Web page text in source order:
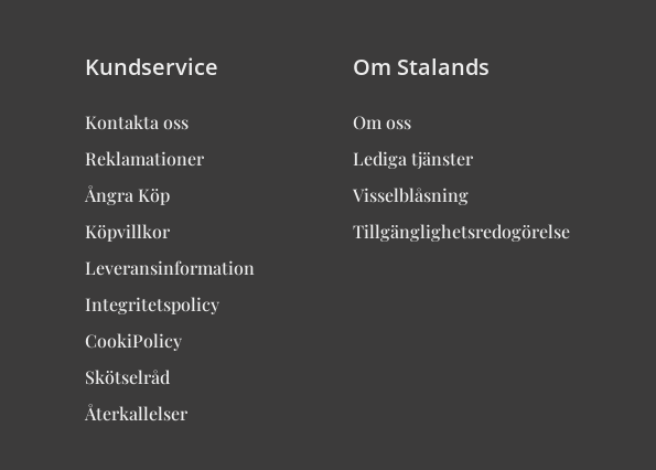
Kundservice
Kontakta oss
Reklamationer
Ångra Köp
Köpvillkor
Leveransinformation
Integritetspolicy
CookiPolicy
Skötselråd
Återkallelser
Om Stalands
Om oss
Lediga tjänster
Visselblåsning
Tillgänglighetsredogörelse